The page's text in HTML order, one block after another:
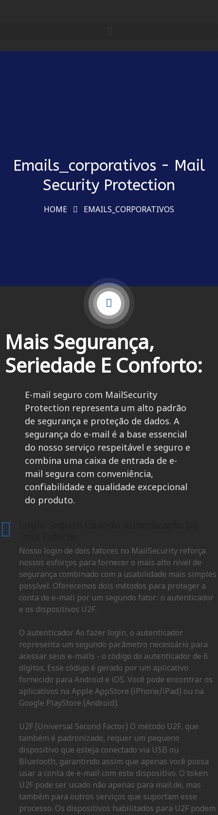
Emails_corporativos - Mail
Security Protection
HOME EMAILS_CORPORATIVOS
Mais Segurança,
Seriedade E Conforto:
E-mail seguro com MailSecurity
Protection representa um alto padrão
de segurança e proteção de dados. A
segurança do e-mail é a base essencial
do nosso serviço respeitável e seguro e
combina uma caixa de entrada de e-
mail segura com conveniência,
confiabilidade e qualidade excepcional
do produto.
Nosso login de dois fatores no MailSecurity reforça
nossos esforços para fornecer o mais alto nível de
segurança combinado com a usabilidade mais simples
possível. Oferecemos dois métodos para proteger a
conta de e-mail por um segundo fator: o autenticador
e os dispositivos U2F.
O autenticador Ao fazer login, o autenticador
representa um segundo parâmetro necessário para
acessar seus e-mails - o código do autenticador de 6
dígitos. Esse código é gerado por um aplicativo
fornecido para Android e iOS. Você pode encontrar os
aplicativos na Apple AppStore (iPhone/iPad) ou na
Google PlayStore (Android).
U2F (Universal Second Factor) O método U2F, que
também é padronizado, requer um pequeno
dispositivo que esteja conectado via USB ou
Bluetooth, garantindo assim que apenas você possa
usar a conta de e-mail com este dispositivo. O token
U2F pode ser usado não apenas para mail.de, mas
também para outros serviços que suportam esse
processo. Os dispositivos habilitados para U2F podem